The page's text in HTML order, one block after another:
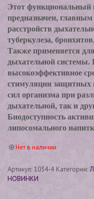
Этот
предназначен,
расстройств
туберкулеза,
Также применяется
дыхательной системы.
высокоэффективное
стимуляции защитных
сил организма при
дыхательной, так и
Биодоступность
липосомального
Нет в наличии
Артикул: 1034-4 Категории:
НОВИНКИ